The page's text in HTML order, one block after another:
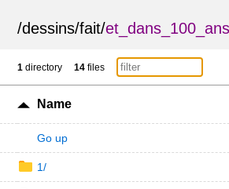
/dessins/fait/
1 directory 14 files
Name
Go up
1/